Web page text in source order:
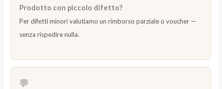
Prodotto con piccolo difetto?
Per difetti minori valutiamo un rimborso parziale o voucher —
senza rispedire nulla.
💬